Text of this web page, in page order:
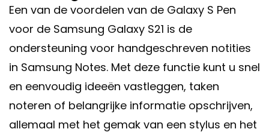
Een van de voordelen van de Galaxy S Pen
voor de Samsung Galaxy S21 is de
ondersteuning voor handgeschreven notities
in Samsung Notes. Met deze functie kunt u snel
en eenvoudig ideeën vastleggen, taken
noteren of belangrijke informatie opschrijven,
allemaal met het gemak van een stylus en het